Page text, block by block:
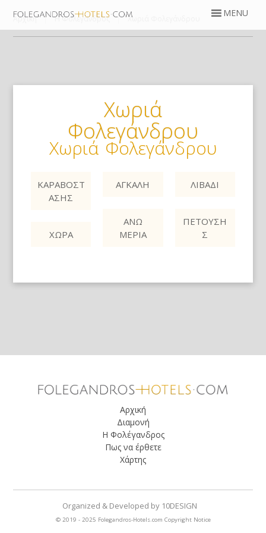
Αρχική Η Φολέγανδρος Χωριά Φολεγάνδρου
Χωριά
Φολεγάνδρου
Χωριά Φολεγάνδρου
ΚΑΡΑΒΟΣΤ
ΆΣΗΣ
ΧΏΡΑ
ΑΓΚΆΛΗ
ΆΝΩ
ΜΕΡΙΆ
ΛΙΒΆΔΙ
ΠΕΤΟΎΣΗ
Σ
Αρχική
Διαμονή
Η Φολέγανδρος
Πως να έρθετε
Χάρτης
© 2019 - 2025 Folegandros-Hotels.com Copyright Notice
Organized & Developed by10DESIGN